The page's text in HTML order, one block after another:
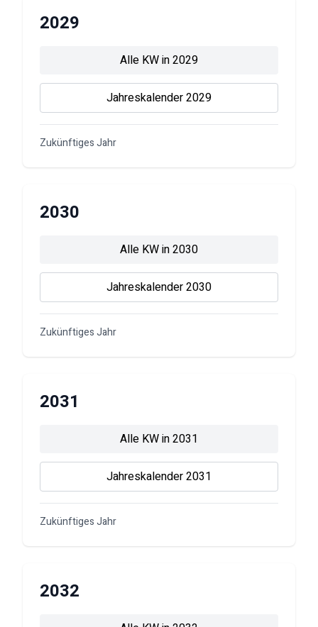
2029
Alle KW in2029
Jahreskalender2029
Zukünftiges Jahr
2030
Alle KW in2030
Jahreskalender2030
Zukünftiges Jahr
2031
Alle KW in2031
Jahreskalender2031
Zukünftiges Jahr
2032